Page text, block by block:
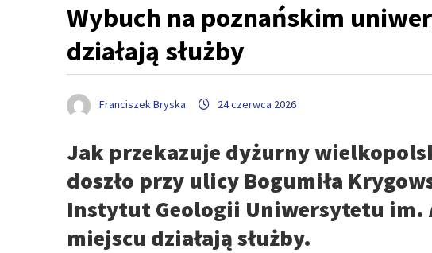
Wybuch na poznańskim
działają służby
Franciszek Bryska 24 czerwca 2026
Jak przekazuje dyżurny
doszło przy ulicy Bogumiła
Instytut Geologii Uniwersytetu im.
miejscu działają służby.